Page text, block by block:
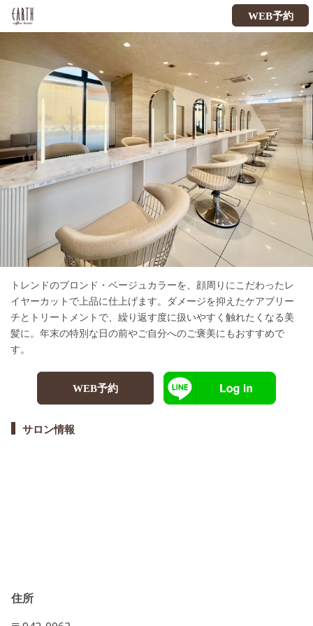
WEB予約
トレンドのブロンド・ベージュカラーを、顔周りにこだわったレ
イヤーカットで上品に仕上げます。ダメージを抑えたケアブリー
チとトリートメントで、繰り返す度に扱いやすく触れたくなる美
髪に。年末の特別な日の前やご自分へのご褒美にもおすすめで
す。
WEB予約
サロン情報
住所